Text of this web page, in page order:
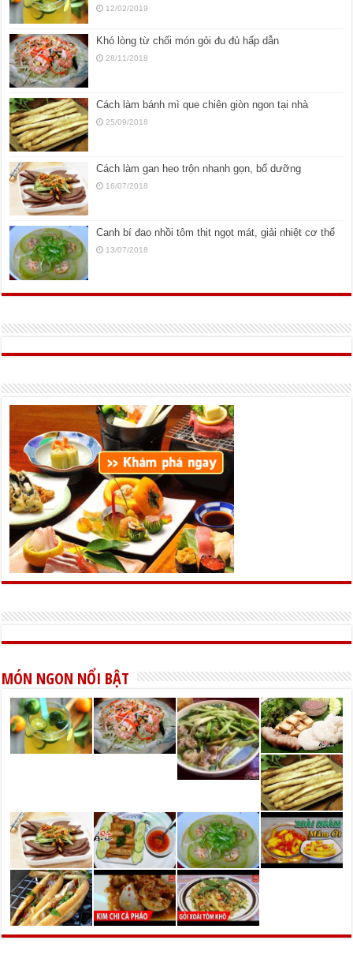
12/02/2019
Khó lòng từ chối món gỏi đu đủ hấp dẫn
28/11/2018
Cách làm bánh mì que chiên giòn ngon tại nhà
25/09/2018
Cách làm gan heo trộn nhanh gọn, bổ dưỡng
16/07/2018
Canh bí đao nhồi tôm thịt ngọt mát, giải nhiệt cơ thể
13/07/2018
MÓN NGON NỔI BẬT